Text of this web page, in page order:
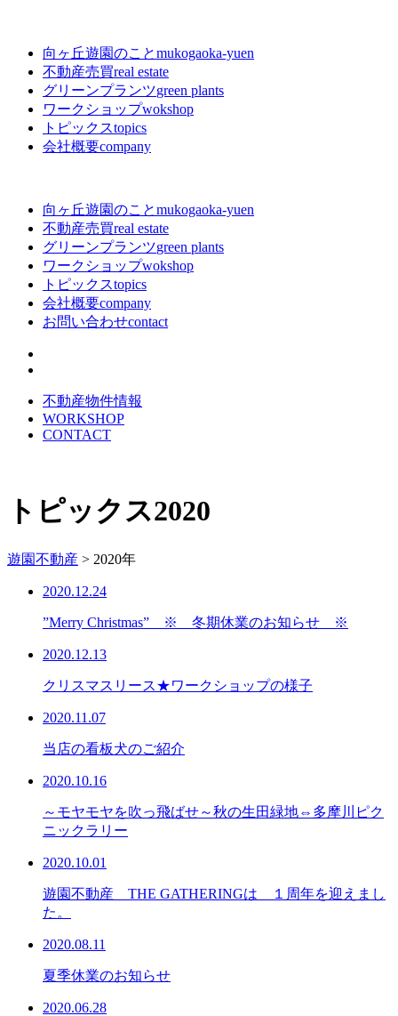
向ヶ丘遊園のことmukogaoka-yuen
不動産売買real estate
グリーンプランツgreen plants
ワークショップwokshop
トピックスtopics
会社概要company
向ヶ丘遊園のことmukogaoka-yuen
不動産売買real estate
グリーンプランツgreen plants
ワークショップwokshop
トピックスtopics
会社概要company
お問い合わせcontact
不動産物件情報
WORKSHOP
CONTACT
トピックス2020
遊園不動産 > 2020年
2020.12.24
”Merry Christmas” ※ 冬期休業のお知らせ ※
2020.12.13
クリスマスリース★ワークショップの様子
2020.11.07
当店の看板犬のご紹介
2020.10.16
～モヤモヤを吹っ飛ばせ～秋の生田緑地⇔多摩川ピク
ニックラリー
2020.10.01
遊園不動産 THE GATHERINGは １周年を迎えまし
た。
2020.08.11
夏季休業のお知らせ
2020.06.28